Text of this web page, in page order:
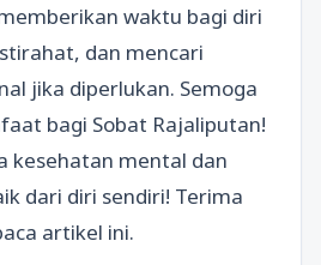
waktu bagi diri
dan mencari
jika diperlukan. Semoga
bagi Sobat Rajaliputan!
kesehatan mental dan
dari diri sendiri! Terima
artikel ini.